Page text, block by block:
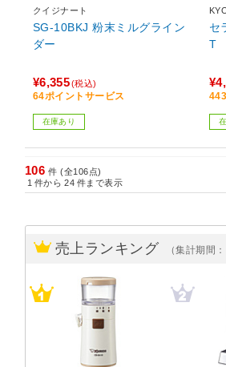
クイジナート
SG-10BKJ 粉末ミルグライン
ダー
¥6,355(税込)
64ポイントサービス
在庫あり
セ
T
106 件 (全106点)
1 件から 24 件まで表示
売上ランキング （集計期間